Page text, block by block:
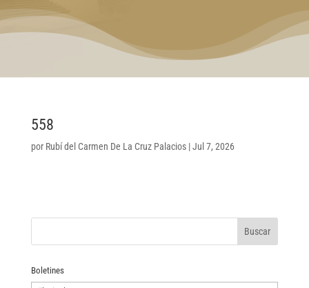
558
por Rubí del Carmen De La Cruz Palacios|Jul 7, 2026
Boletines